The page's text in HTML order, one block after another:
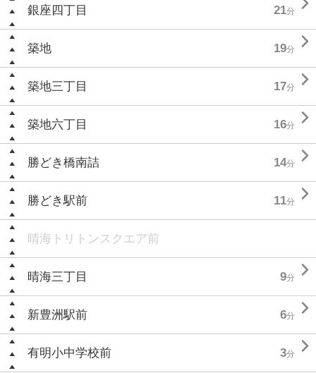
銀座四丁目 21分
築地 19分 
築地三丁目 17分 
築地六丁目 16分 
勝どき橋南詰 14分 
勝どき駅前 11分 
晴海トリトンスクエア前
晴海三丁目 9分 
新豊洲駅前 6分 
有明小中学校前 3分 